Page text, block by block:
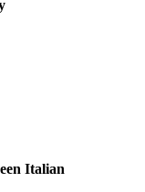
Italian